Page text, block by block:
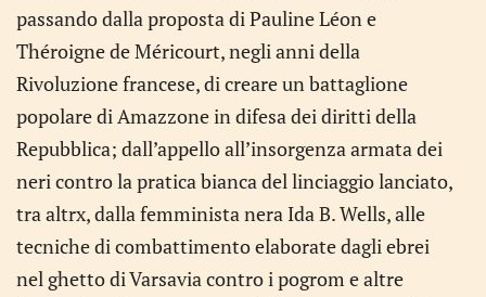
passando dalla proposta di Pauline Léon e
Théroigne de Méricourt, negli anni della
Rivoluzione francese, di creare un battaglione
popolare di Amazzone in difesa dei diritti della
Repubblica; dall’appello all’insorgenza armata dei
neri contro la pratica bianca del linciaggio lanciato,
tra altrx, dalla femminista nera Ida B. Wells, alle
tecniche di combattimento elaborate dagli ebrei
nel ghetto di Varsavia contro i pogrom e altre